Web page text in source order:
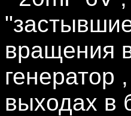
вращения
генератор
выходах в